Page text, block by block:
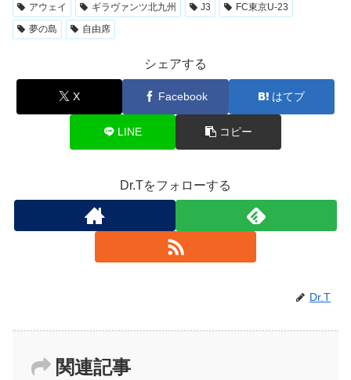
アウェイ
ギラヴァンツ北九州 J3
FC東京U-23
夢の島
自由席
シェアする
X Facebook はてブ
LINE コピー
Dr.Tをフォローする
Dr.T
関連記事